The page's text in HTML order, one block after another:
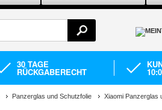
30 TAGE
RÜCKGABERECHT
Panzerglas und Schutzfolie Xiaomi Panzerglas